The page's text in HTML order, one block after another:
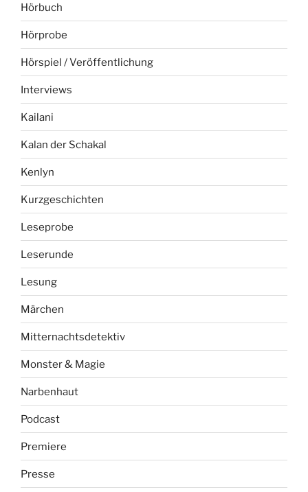
Hörbuch
Hörprobe
Hörspiel / Veröffentlichung
Interviews
Kailani
Kalan der Schakal
Kenlyn
Kurzgeschichten
Leseprobe
Leserunde
Lesung
Märchen
Mitternachtsdetektiv
Monster & Magie
Narbenhaut
Podcast
Premiere
Presse